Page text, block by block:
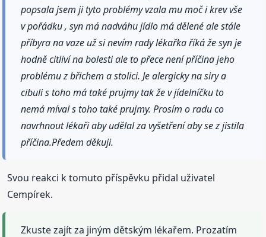
popsala jsem ji tyto problémy vzala mu moč i krev vše
v pořádku , syn má nadváhu jídlo má dělené ale stále
příbyra na vaze už si nevím rady lékařka říká že syn je
hodně citliví na bolesti ale to přece není příčina jeho
problému z břichem a stolici. Je alergicky na siry a
cibuli s toho má také prujmy tak že v jídelníčku to
nemá míval s toho také prujmy. Prosím o radu co
navrhnout lékaři aby udělal za vyšetření aby se z jistila
příčina.Předem děkuji.
Svou reakci k tomuto příspěvku přidal uživatel
Cempírek.
Zkuste zajít za jiným dětským lékařem. Prozatím